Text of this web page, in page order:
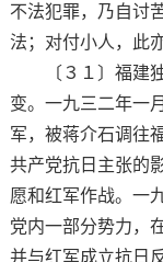
不法犯罪，乃自讨
法；对付小人，此
〔３１〕福建独
变。一九三二年一
军，被蒋介石调往
共产党抗日主张的
愿和红军作战。一
党内一部分势力，
并与红军成立抗日